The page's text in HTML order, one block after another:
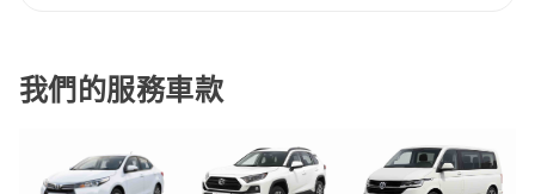
我們的服務車款